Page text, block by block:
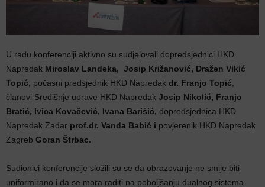
U radu konferenciji aktivno su sudjelovali dopredsjednici HKD
Napredak Miroslav Landeka, Josip Križanović, Dražen Vikić
Topić, počasni predsjednik HKD Napredak dr. Franjo Topić,
članovi Središnje uprave HKD Napredak Josip Nikolić, Franjo
Bratić, Ivica Kovačević, Ivana Barišić, dopredsjednica HKD
Napredak Zadar prof.dr. Vanda Babić i povjerenik HKD Napredak
Zagreb Goran Štrbac.
Sudionici konferencije složili su se da obrazovanje ne smije biti
uniformirano i da se mora raditi na poboljšanju dualnog sistema